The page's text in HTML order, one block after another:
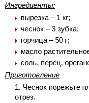
Ингредиенты:
вырезка – 1 кг;
чеснок – 3 зубка;
горчица – 50 г;
масло
соль, перец,
Приготовление
Чеснок порежьте
отрез.